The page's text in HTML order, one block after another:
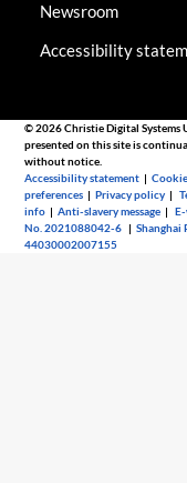
Newsroom
Accessibility
© 2026 Christie Digital Systems
presented on this site is
without notice.
Accessibility statement |
preferences |Privacy policy |
info |Anti-slavery message |
No. 2021088042-6 |Shanghai
44030002007155